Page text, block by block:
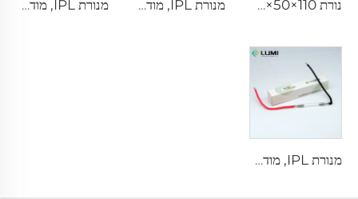
נורת IPL P1671 - 7×50×110 מ"מ מנורת IPL, מודל 7-60-125 חוט מנורת IPL, מודל 7-50-115 חוט
מנורת IPL, מודל 9-45-100 חוט